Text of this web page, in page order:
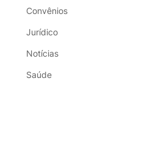
Convênios
Jurídico
Notícias
Saúde